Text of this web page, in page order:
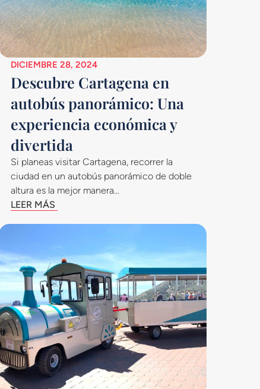
DICIEMBRE 28, 2024
Descubre Cartagena en
autobús panorámico: Una
experiencia económica y
divertida
Si planeas visitar Cartagena, recorrer la
ciudad en un autobús panorámico de doble
altura es la mejor manera...
LEER MÁS